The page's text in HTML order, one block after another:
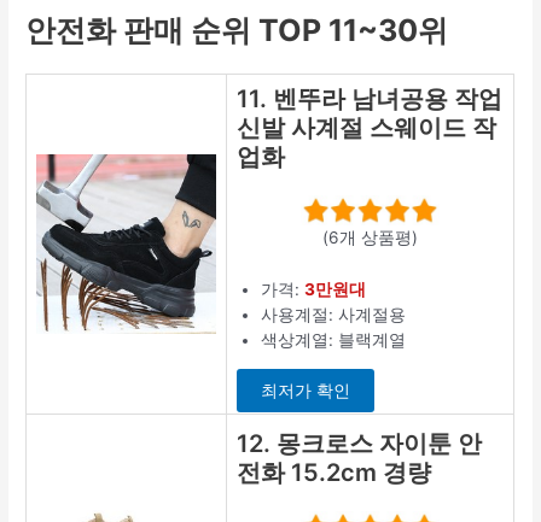
안전화 판매 순위 TOP 11~30위
11. 벤뚜라 남녀공용 작업
신발 사계절 스웨이드 작
업화
(6개 상품평)
가격:3만원대
사용계절: 사계절용
색상계열: 블랙계열
최저가 확인
12. 몽크로스 자이툰 안
전화 15.2cm 경량